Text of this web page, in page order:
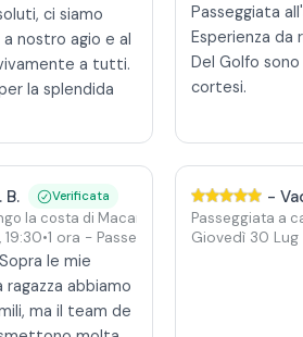
ci siamo
nostro agio e al
a tutti.
la splendida
Passeggiata
Esperienza da
Del Golfo
cortesi.
B. Verificata
la costa di Macari al tramonto
, 19:30•1 ora - Passeggiata al tramonto
le mie
abbiamo
ma il team de
-
Passeggiata a
Giovedì 30